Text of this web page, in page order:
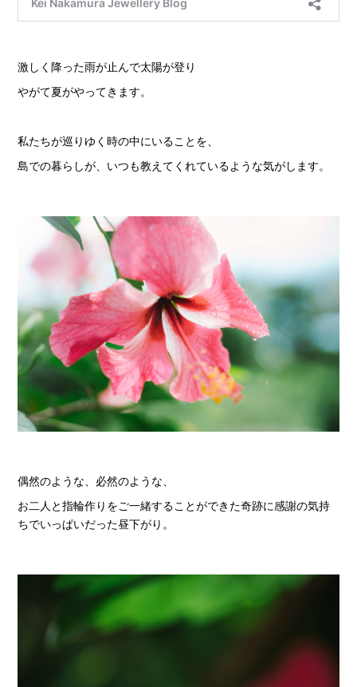
激しく降った雨が止んで太陽が登り
やがて夏がやってきます。
私たちが巡りゆく時の中にいることを、
島での暮らしが、いつも教えてくれているような気がします。
偶然のような、必然のような、
お二人と指輪作りをご一緒することができた奇跡に感謝の気持
ちでいっぱいだった昼下がり。